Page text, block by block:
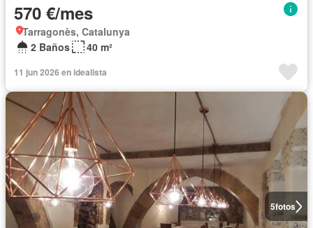
570 €/mes
Tarragonès, Catalunya
2 Baños
40 m²
11 jun 2026 en idealista
5fotos